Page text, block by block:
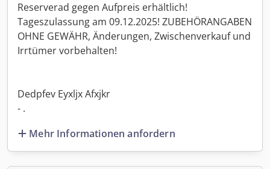
Reserverad gegen Aufpreis erhältlich!
Tageszulassung am 09.12.2025! ZUBEHÖRANGABEN
OHNE GEWÄHR, Änderungen, Zwischenverkauf und
Irrtümer vorbehalten!
Dedpfev Eyxljx Afxjkr
- .
Mehr Informationen anfordern